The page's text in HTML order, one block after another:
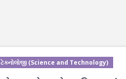
ટેકનોલોજી (Science and Technology)